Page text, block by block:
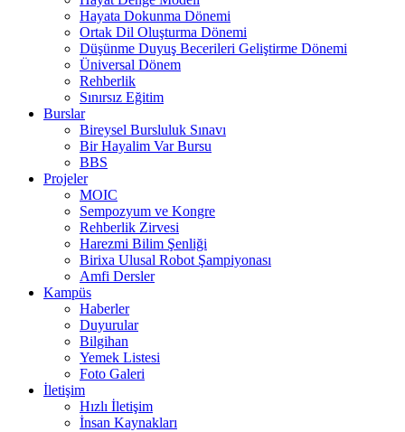
Hayata Dokunma Dönemi
Ortak Dil Oluşturma Dönemi
Düşünme Duyuş Becerileri Geliştirme Dönemi
Üniversal Dönem
Rehberlik
Sınırsız Eğitim
Burslar
Bireysel Bursluluk Sınavı
Bir Hayalim Var Bursu
BBS
Projeler
MOIC
Sempozyum ve Kongre
Rehberlik Zirvesi
Harezmi Bilim Şenliği
Birixa Ulusal Robot Şampiyonası
Amfi Dersler
Kampüs
Haberler
Duyurular
Bilgihan
Yemek Listesi
Foto Galeri
İletişim
Hızlı İletişim
İnsan Kaynakları